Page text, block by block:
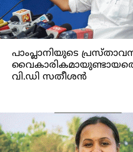
പാംപ്ലാനിയുടെ
വി.ഡി സതീശന്‍